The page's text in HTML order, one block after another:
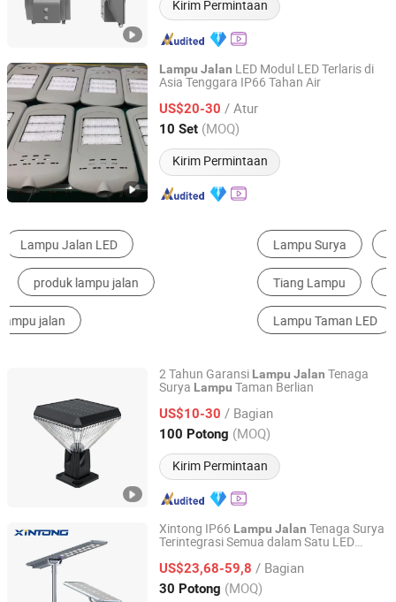
Kirim Permintaan
Lampu Jalan LED Modul LED Terlaris di
Asia Tenggara IP66 Tahan Air
US$20-30 / Atur
10 Set (MOQ)
Kirim Permintaan
Jiangsu Shixin Electric Group Co., Ltd.
Jiangsu, China Harga mulai 2013
Lampu Surya Lampu Jalanan LED
Tiang Lampu Lampu Jalanan Lampu Motif
Lampu Taman LED
2 Tahun Garansi Lampu Jalan Tenaga
Surya Lampu Taman Berlian
US$10-30 / Bagian
100 Potong (MOQ)
Kirim Permintaan
Jiangsu Shixin Electric Group Co., Ltd.
Jiangsu, China Harga mulai 2013
Xintong IP66 Lampu Jalan Tenaga Surya
Terintegrasi Semua dalam Satu LED
US$23,68-59,8 / Bagian
30 Potong (MOQ)
Yangzhou Xintong Transport Equipment Group Co., Ltd.
Jiangsu, China Harga mulai 2019